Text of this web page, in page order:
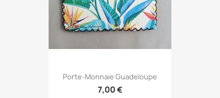
Porte-Monnaie Guadeloupe
7,00 €